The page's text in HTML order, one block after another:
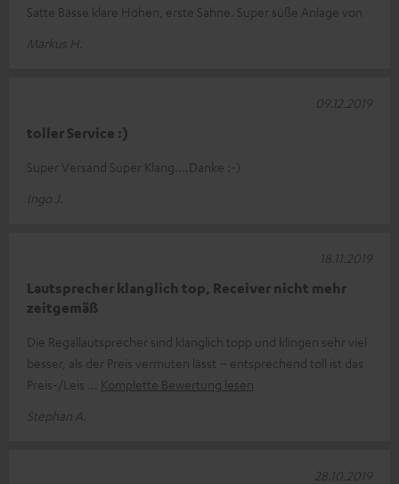
Satte Bässe klare Höhen, erste Sahne. Super süße Anlage von
Markus H.
toller Service :)
Super Versand Super Klang....Danke :-)
Ingo J.
09.12.2019
Lautsprecher klanglich top, Receiver nicht mehr
zeitgemäß
Die Regallautsprecher sind klanglich topp und klingen sehr viel
besser, als der Preis vermuten lässt – entsprechend toll ist das
Preis-/Leis
Komplette Bewertung lesen
Stephan A.
18.11.2019
28.10.2019